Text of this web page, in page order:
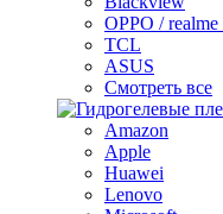
OPPO / realme
TCL
ASUS
Смотреть все
Amazon
Apple
Huawei
Lenovo